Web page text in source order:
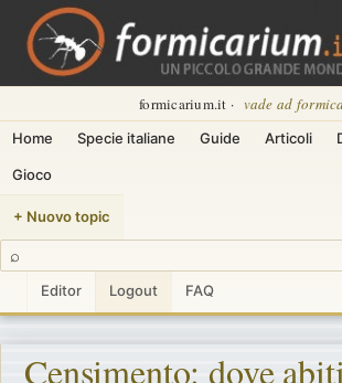
formicarium.it · vade ad
Home Specie italiane Guide Articoli
Gioco
+ Nuovo topic
⌕
Editor Logout FAQ
Censimento: dove